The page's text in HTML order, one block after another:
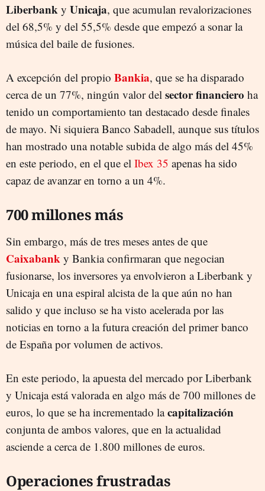
Liberbank y Unicaja, que acumulan revalorizaciones
del 68,5% y del 55,5% desde que empezó a sonar la
música del baile de fusiones.
A excepción del propio Bankia, que se ha disparado
cerca de un 77%, ningún valor del sector financiero ha
tenido un comportamiento tan destacado desde finales
de mayo. Ni siquiera Banco Sabadell, aunque sus títulos
han mostrado una notable subida de algo más del 45%
en este periodo, en el que el Ibex 35 apenas ha sido
capaz de avanzar en torno a un 4%.
700 millones más
Sin embargo, más de tres meses antes de que
Caixabank y Bankia confirmaran que negocian
fusionarse, los inversores ya envolvieron a Liberbank y
Unicaja en una espiral alcista de la que aún no han
salido y que incluso se ha visto acelerada por las
noticias en torno a la futura creación del primer banco
de España por volumen de activos.
En este periodo, la apuesta del mercado por Liberbank
y Unicaja está valorada en algo más de 700 millones de
euros, lo que se ha incrementado lacapitalización
conjunta de ambos valores, que en la actualidad
asciende a cerca de 1.800 millones de euros.
Operaciones frustradas